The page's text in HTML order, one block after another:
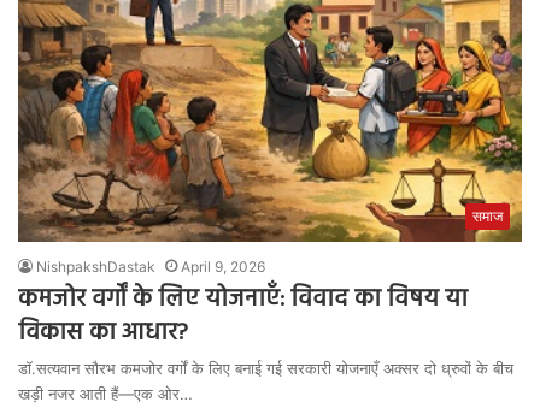
समाज
NishpakshDastak April 9, 2026
कमजोर वर्गों के लिए योजनाएँ: विवाद का विषय या
विकास का आधार?
डॉ.सत्यवान सौरभ कमजोर वर्गों के लिए बनाई गई सरकारी योजनाएँ अक्सर दो ध्रुवों के बीच
खड़ी नजर आती हैं—एक ओर…